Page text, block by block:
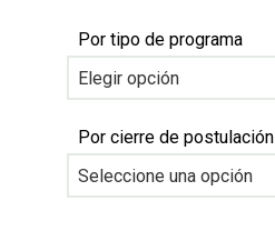
Por tipo de programa
Por cierre de postulación